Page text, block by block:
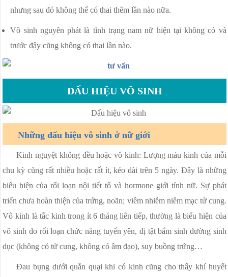
nhưng sau đó không thể có thai thêm lần nào nữa.
Vô sinh nguyên phát là tình trạng nam nữ hiện tại không có và
trước đây cũng không có thai lần nào.
DẤU HIỆU VÔ SINH
Những dấu hiệu vô sinh ở nữ giới
Kinh nguyệt không đều hoặc vô kinh: Lượng máu kinh của mỗi
chu kỳ cũng rất nhiều hoặc rất ít, kéo dài trên 5 ngày. Đây là những
biểu hiện của rối loạn nội tiết tố và hormone giới tính nữ. Sự phát
triển chưa hoàn thiện của trứng, noãn; viêm nhiễm niêm mạc tử cung.
Vô kinh là tắc kinh trong ít 6 tháng liên tiếp, thường là biểu hiện của
vô sinh do rối loạn chức năng tuyến yên, dị tật bẩm sinh đường sinh
dục (không có tử cung, không có âm đạo), suy buồng trứng…
Đau bụng dưới quẳn quại khi có kinh cũng cho thấy khí huyết